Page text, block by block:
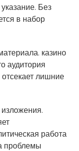
Без
в набор
казино
аудитория
лишние
изложения.
работа
проблемы